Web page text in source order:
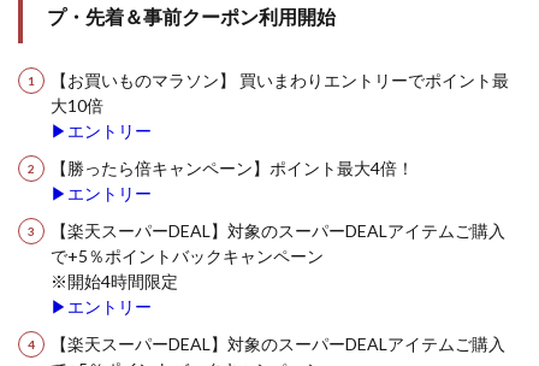
プ・先着＆事前クーポン利用開始
【お買いものマラソン】 買いまわりエントリーでポイント最
大10倍
▶エントリー
【勝ったら倍キャンペーン】ポイント最大4倍！
▶エントリー
【楽天スーパーDEAL】対象のスーパーDEALアイテムご購入
で+5％ポイントバックキャンペーン
※開始4時間限定
▶エントリー
【楽天スーパーDEAL】対象のスーパーDEALアイテムご購入